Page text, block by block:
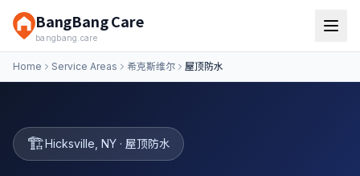
BangBang Care
bangbang.care
Home Service Areas 希克斯维尔 屋顶防水
🏗️Hicksville NY · 屋顶防水